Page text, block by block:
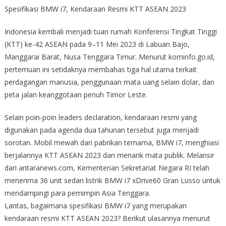
Spesifikasi BMW i7, Kendaraan Resmi KTT ASEAN 2023
Indonesia kembali menjadi tuan rumah Konferensi Tingkat Tinggi
(KTT) ke-42 ASEAN pada 9–11 Mei 2023 di Labuan Bajo,
Manggarai Barat, Nusa Tenggara Timur. Menurut kominfo.go.id,
pertemuan ini setidaknya membahas tiga hal utama terkait
perdagangan manusia, penggunaan mata uang selain dolar, dan
peta jalan keanggotaan penuh Timor Leste.
Selain poin-poin leaders declaration, kendaraan resmi yang
digunakan pada agenda dua tahunan tersebut juga menjadi
sorotan. Mobil mewah dari pabrikan ternama, BMW i7, menghiasi
berjalannya KTT ASEAN 2023 dan menarik mata publik. Melansir
dari antaranews.com, Kementerian Sekretariat Negara RI telah
menerima 36 unit sedan listrik BMW i7 xDrive60 Gran Lusso untuk
mendampingi para pemimpin Asia Tenggara.
Lantas, bagaimana spesifikasi BMW i7 yang merupakan
kendaraan resmi KTT ASEAN 2023? Berikut ulasannya menurut